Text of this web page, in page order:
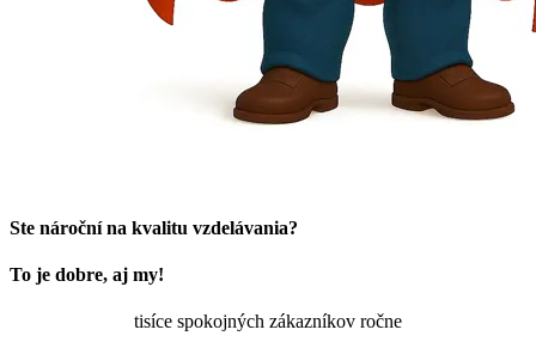
Ste nároční na kvalitu vzdelávania?
To je dobre, aj my!
tisíce spokojných zákazníkov ročne